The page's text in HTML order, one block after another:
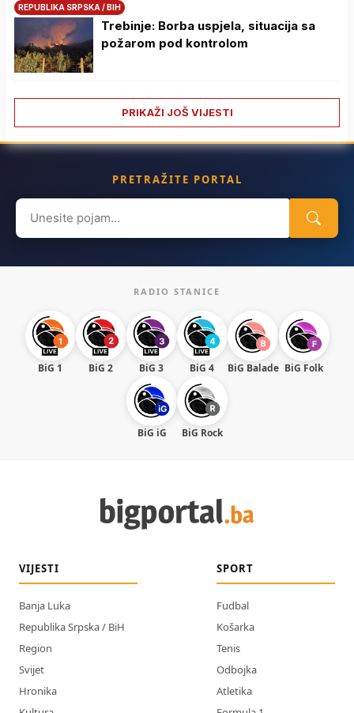
REPUBLIKA SRPSKA / BIH
Trebinje: Borba uspjela, situacija sa
požarom pod kontrolom
PRIKAŽI JOŠ VIJESTI
PRETRAŽITE PORTAL
Search
for:
RADIO STANICE
BiG 1 BiG 2 BiG 3 BiG 4 BiG Balade BiG Folk
BiG iG BiG Rock
VIJESTI
Banja Luka
Republika Srpska / BiH
Region
Svijet
Hronika
SPORT
Fudbal
Košarka
Tenis
Odbojka
Atletika